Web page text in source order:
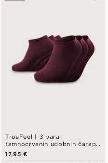
TrueFeel | 3 para
tamnocrvenih udobnih čarapa
do gležnja od bambusa
17,95 €